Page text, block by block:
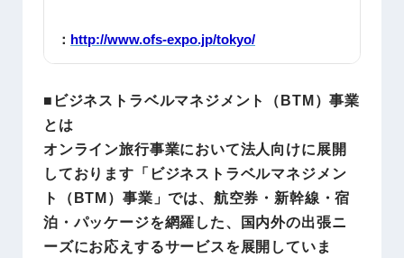
： http://www.ofs-expo.jp/tokyo/
■ビジネストラベルマネジメント（BTM）事業
とは
オンライン旅行事業において法人向けに展開
しております「ビジネストラベルマネジメン
ト（BTM）事業」では、航空券・新幹線・宿
泊・パッケージを網羅した、国内外の出張ニ
ーズにお応えするサービスを展開していま